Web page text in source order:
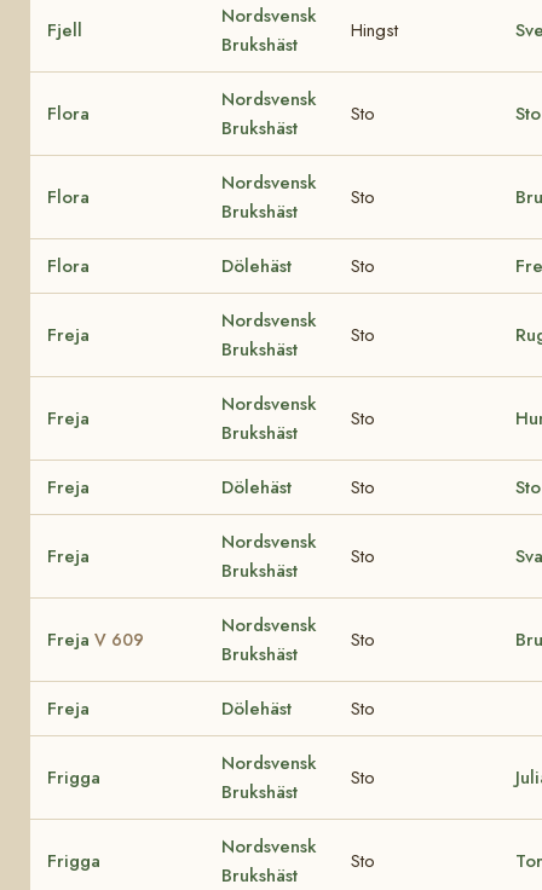
Fjell
Nordsvensk
Brukshäst
Hingst
Flora
Nordsvensk
Brukshäst
Sto
Flora
Nordsvensk
Brukshäst
Sto
Flora Dölehäst Sto
Freja
Nordsvensk
Brukshäst
Sto
Freja
Nordsvensk
Brukshäst
Sto
Freja Dölehäst Sto
Freja
Nordsvensk
Brukshäst
Sto
Freja V 609
Nordsvensk
Brukshäst
Sto
Freja Dölehäst Sto
Frigga
Nordsvensk
Brukshäst
Sto
Frigga
Nordsvensk
Brukshäst
Sto